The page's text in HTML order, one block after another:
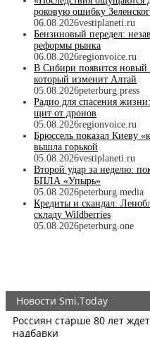
роковую ошибку
06.08.2026vestiplaneti.ru
Бензиновый передел:
реформы рынка
06.08.2026regionvoice.ru
В Сибири появится новый
который изменит Алтай
05.08.2026peterburg.press
Радио для спасения
щит от дронов
05.08.2026regionvoice.ru
Брюссель показал Киеву
вышла горькой
05.08.2026vestiplaneti.ru
Второй удар за неделю:
БПЛА «Упырь»
05.08.2026peterburg.media
Кредиты и скандал:
складу Wildberries
05.08.2026peterburg.one